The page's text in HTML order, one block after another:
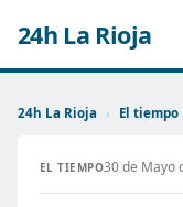
24h La Rioja
24h La Rioja › El tiempo
EL TIEMPO30 de Mayo